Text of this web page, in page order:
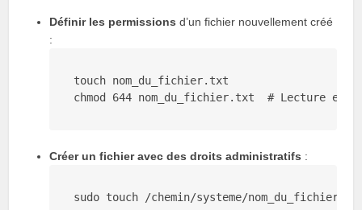
Définir les permissions d’un fichier nouvellement créé
:
touch nom_du_fichier.txt
chmod
644 nom_du_fichier.txt
  #
Lecture et
Créer un fichier avec des droits administratifs :
sudo touch /chemin/systeme/